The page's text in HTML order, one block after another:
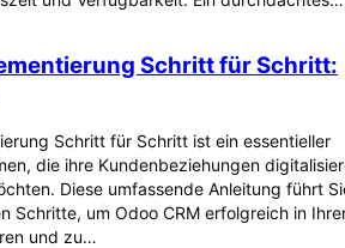
Schritt für Schritt:
Schritt für Schritt ist ein essentieller
die ihre Kundenbeziehungen
Diese umfassende Anleitung führt
Schritte, um Odoo CRM erfolgreich in
und zu…